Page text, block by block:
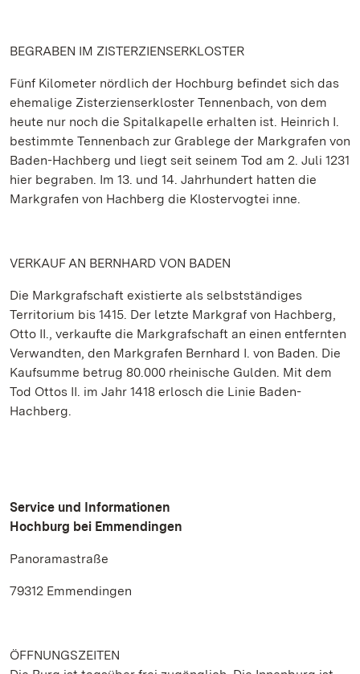
BEGRABEN IM ZISTERZIENSERKLOSTER
Fünf Kilometer nördlich der Hochburg befindet sich das
ehemalige Zisterzienserkloster Tennenbach, von dem
heute nur noch die Spitalkapelle erhalten ist. Heinrich I.
bestimmte Tennenbach zur Grablege der Markgrafen von
Baden-Hachberg und liegt seit seinem Tod am 2. Juli 1231
hier begraben. Im 13. und 14. Jahrhundert hatten die
Markgrafen von Hachberg die Klostervogtei inne.
VERKAUF AN BERNHARD VON BADEN
Die Markgrafschaft existierte als selbstständiges
Territorium bis 1415. Der letzte Markgraf von Hachberg,
Otto II., verkaufte die Markgrafschaft an einen entfernten
Verwandten, den Markgrafen Bernhard I. von Baden. Die
Kaufsumme betrug 80.000 rheinische Gulden. Mit dem
Tod Ottos II. im Jahr 1418 erlosch die Linie Baden-
Hachberg.
Service und Informationen
Hochburg bei Emmendingen
Panoramastraße
79312 Emmendingen
ÖFFNUNGSZEITEN